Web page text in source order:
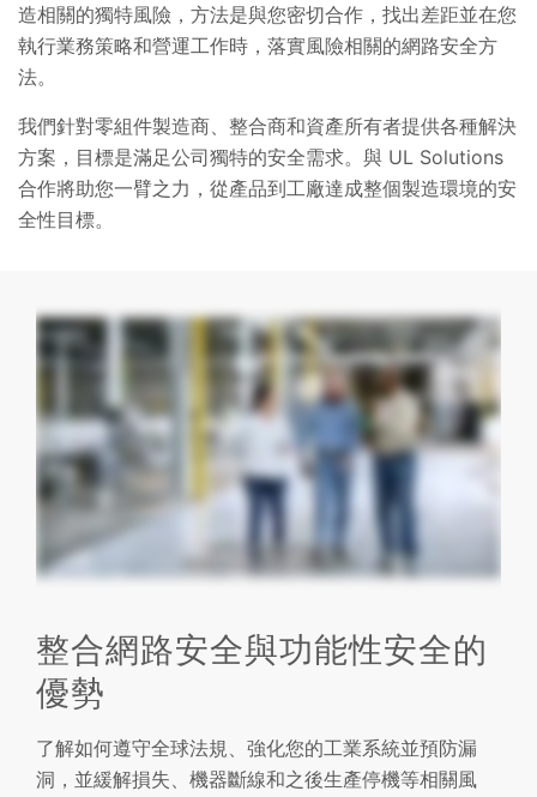
造相關的獨特風險，方法是與您密切合作，找出差距並在您
執行業務策略和營運工作時，落實風險相關的網路安全方
法。
我們針對零組件製造商、整合商和資產所有者提供各種解決
方案，目標是滿足公司獨特的安全需求。與 UL Solutions
合作將助您一臂之力，從產品到工廠達成整個製造環境的安
全性目標。
整合網路安全與功能性安全的
優勢
了解如何遵守全球法規、強化您的工業系統並預防漏
洞，並緩解損失、機器斷線和之後生產停機等相關風